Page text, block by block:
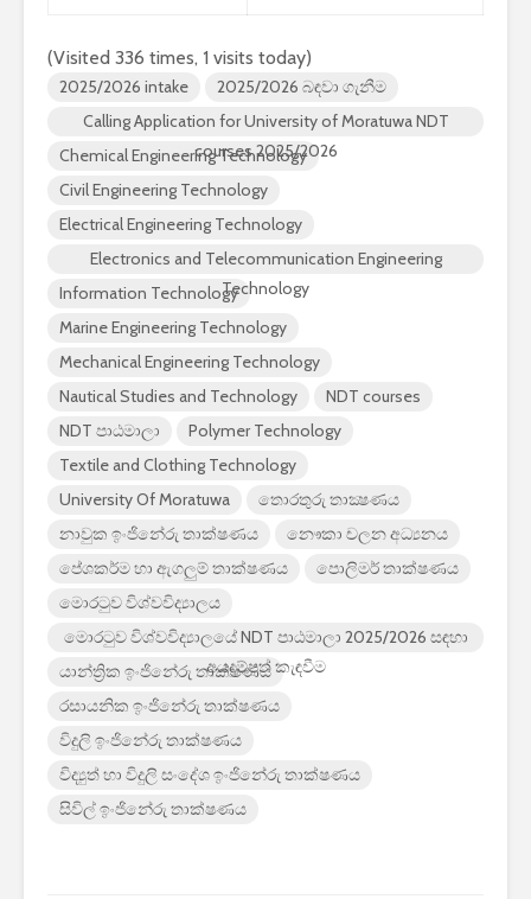
(Visited 336 times, 1 visits today)
2025/2026 intake
2025/2026 බඳවා ගැනීම
Calling Application for University of Moratuwa NDT
courses 2025/2026
Chemical Engineering Technology
Civil Engineering Technology
Electrical Engineering Technology
Electronics and Telecommunication Engineering
Technology
Information Technology
Marine Engineering Technology
Mechanical Engineering Technology
Nautical Studies and Technology
NDT courses
NDT පාඨමාලා
Polymer Technology
Textile and Clothing Technology
University Of Moratuwa
තොරතුරු තාක්‍ෂණය
නාවුක ඉංජිනේරු තාක්ෂණය
නෞකා චලන අධ්‍යනය
ප‌ේශකර්ම හා ඇගලුම් තාක්ෂණය
පොලිමර් තාක්ෂණය
මොරටුව විශ්වවිද්‍යාලය
මොරටුව විශ්වවිද්‍යාලයේ NDT පාඨමාලා 2025/2026 සඳහා
අයදුම්පත් කැඳවීම
යාන්ත්‍රික ඉංජිනේරු තාක්ෂණය
රසායනික ඉංජිනේරු තාක්ෂණය
විදුලි ඉංජිනේරු තාක්ෂණය
විද්‍යුත් හා විදුලි සංදේශ ඉංජිනේරු තාක්ෂණය
සිවිල් ඉංජිනේරු තාක්ෂණය